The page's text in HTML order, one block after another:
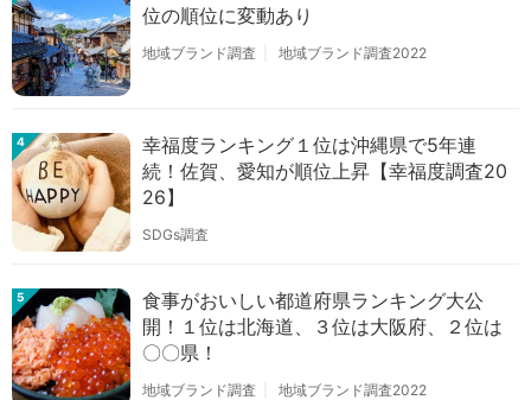
位の順位に変動あり
地域ブランド調査 地域ブランド調査2022
4
幸福度ランキング１位は沖縄県で5年連
続！佐賀、愛知が順位上昇【幸福度調査20
26】
SDGs調査
5
食事がおいしい都道府県ランキング大公
開！１位は北海道、３位は大阪府、２位は
〇〇県！
地域ブランド調査 地域ブランド調査2022